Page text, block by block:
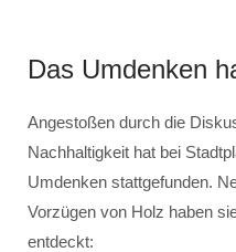
Das Umdenken
Angestoßen durch die
Nachhaltigkeit hat bei
Umdenken stattgefunden.
Vorzügen von Holz haben
entdeckt: